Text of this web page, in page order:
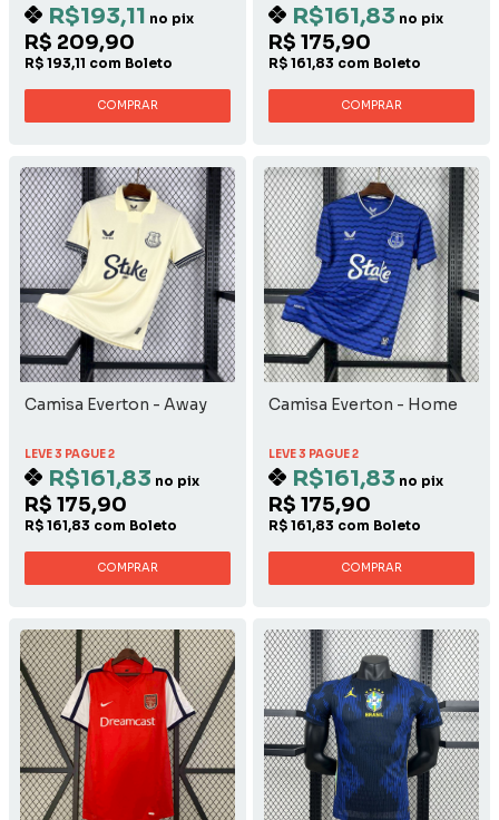
R$193,11 no pix
R$ 209,90
R$ 193,11 com Boleto
COMPRAR
R$161,83 no pix
R$ 175,90
R$ 161,83 com Boleto
COMPRAR
Camisa Everton - Away
LEVE 3 PAGUE 2
R$161,83 no pix
R$ 175,90
R$ 161,83 com Boleto
COMPRAR
Camisa Everton - Home
LEVE 3 PAGUE 2
R$161,83 no pix
R$ 175,90
R$ 161,83 com Boleto
COMPRAR